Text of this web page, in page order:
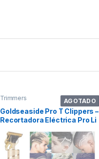
AGOTADO
Trimmers
Goldseaside Pro T Clippers –
Recortadora Eléctrica Pro Li